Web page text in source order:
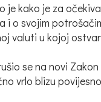
je kako je za
i o svojim
valuti u kojoj
se na novi
vrlo blizu